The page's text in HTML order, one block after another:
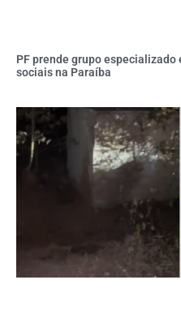
PF prende grupo
sociais na Paraíba